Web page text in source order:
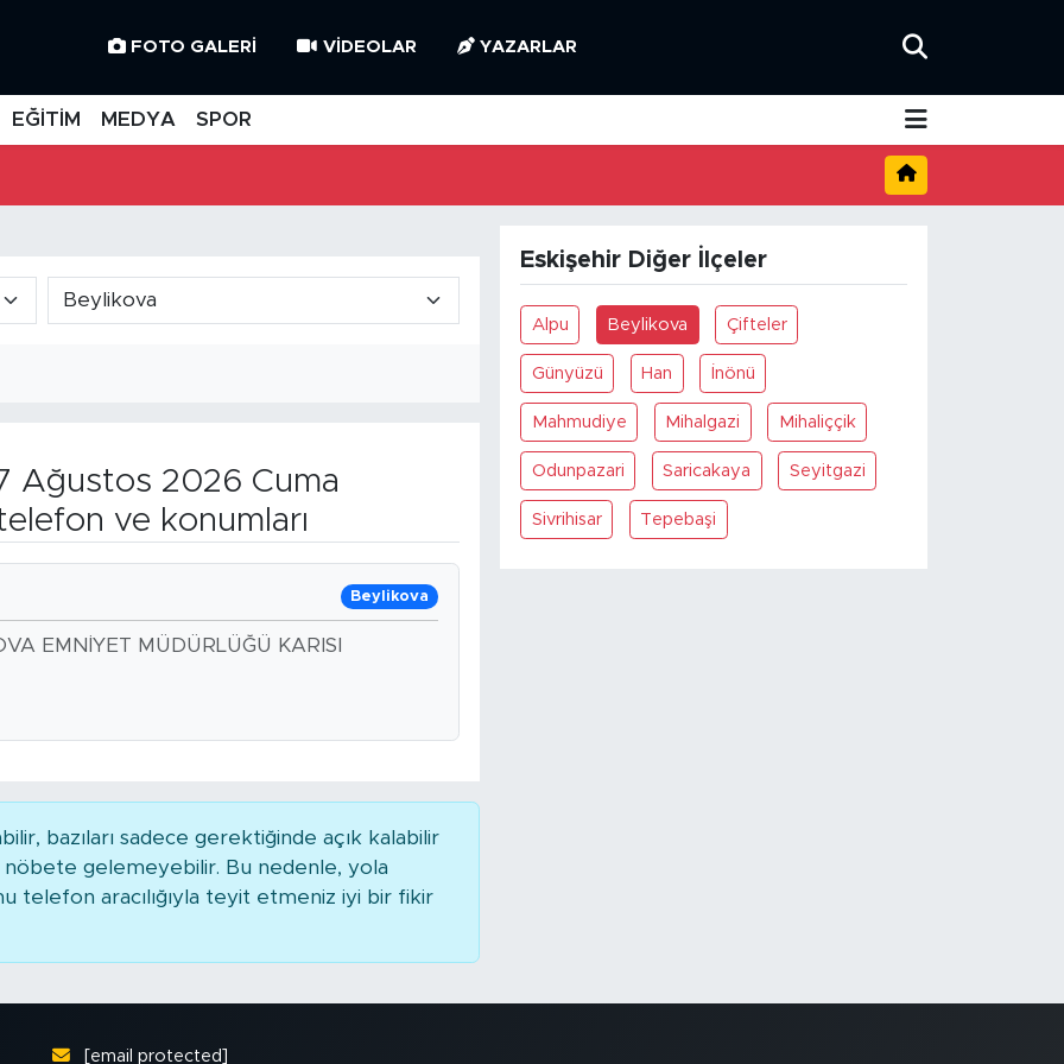
FOTO GALERI VIDEOLAR YAZARLAR
EĞİTİM MEDYA SPOR
Ağustos 2026 Cuma
ve konumları
Beylikova
EMNİYET MÜDÜRLÜĞÜ KARISI
bazıları sadece gerektiğinde açık kalabilir
gelemeyebilir. Bu nedenle, yola
telefon aracılığıyla teyit etmeniz iyi bir fikir
Eskişehir Diğer İlçeler
Alpu Beylikova Çifteler
Günyüzü Han İnönü
Mahmudiye Mihalgazi Mihaliççik
Odunpazari Saricakaya Seyitgazi
Sivrihisar Tepebaşi
[email protected]